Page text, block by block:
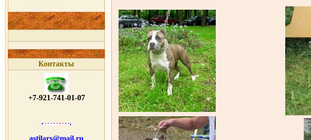
Контакты
+7-921-741-01-07
astilars@mail.ru